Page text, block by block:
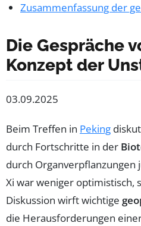
Zusammenfassung der
Die Gespräche
Konzept der
03.09.2025
Beim Treffen in Peking
durch Fortschritte in der
durch
Xi war weniger optimistisch,
Diskussion wirft wichtige
die Herausforderungen